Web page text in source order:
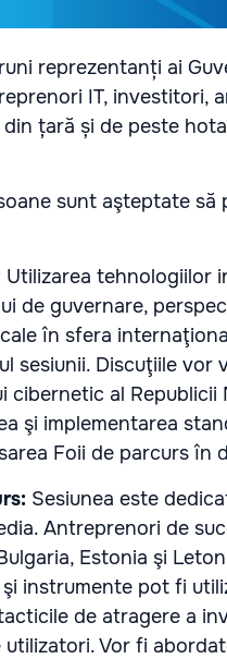
reprezentanți ai
IT, investitori,
țară și de peste
sunt aşteptate
Utilizarea tehnologiilor
de guvernare,
în sfera
sesiunii. Discuţiile vor
cibernetic al
şi implementarea
Foii de parcurs în
Sesiunea este
Antreprenori de
Estonia şi
instrumente pot fi
de atragere a
utilizatori. Vor fi